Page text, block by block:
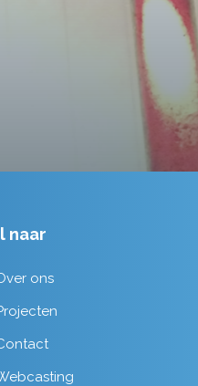
Tim de Lange
naar
ons